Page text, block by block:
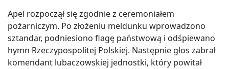
Apel rozpoczął się zgodnie z ceremoniałem
pożarniczym. Po złożeniu meldunku wprowadzono
sztandar, podniesiono flagę państwową i odśpiewano
hymn Rzeczypospolitej Polskiej. Następnie głos zabrał
komendant lubaczowskiej jednostki, który powitał